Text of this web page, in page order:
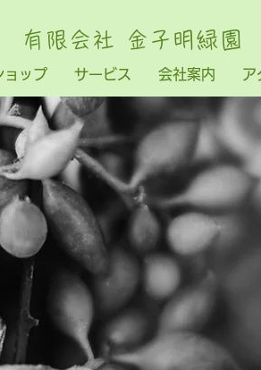
有限会社 金子明緑園
ョップ サービス 会社案内 ア